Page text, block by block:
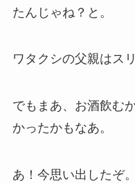
たんじゃね？と。
ワタクシの父親はス
でもまあ、お酒飲む
かったかもなあ。
あ！今思い出したぞ。